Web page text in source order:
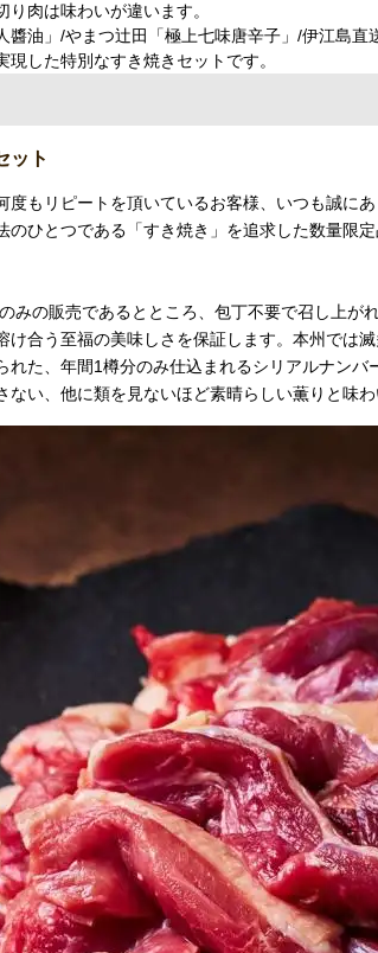
肉は味わいが違います。
油」/やまつ辻田「極上七味唐辛子」/伊江島直
した特別なすき焼きセットです。
ット
もリピートを頂いているお客様、いつも誠にあ
ひとつである「すき焼き」を追求した数量限定
の販売であるとところ、包丁不要で召し上がれ
合う至福の美味しさを保証します。本州では滅
た、年間1樽分のみ仕込まれるシリアルナンバ
い、他に類を見ないほど素晴らしい薫りと味わ